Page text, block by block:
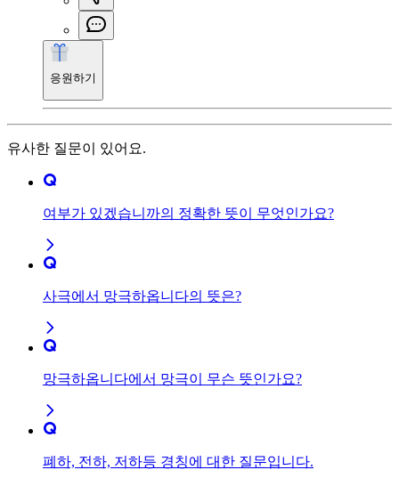
응원하기
유사한 질문이 있어요.
여부가 있겠습니까의 정확한 뜻이 무엇인가요?
사극에서 망극하옵니다의 뜻은?
망극하옵니다에서 망극이 무슨 뜻인가요?
폐하, 전하, 저하등 경칭에 대한 질문입니다.